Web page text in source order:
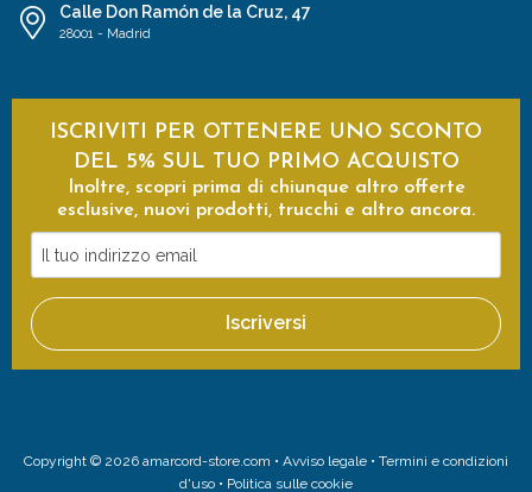
Calle Don Ramón de la Cruz, 47
28001 - Madrid
ISCRIVITI PER OTTENERE UNO SCONTO
DEL 5% SUL TUO PRIMO ACQUISTO
Inoltre, scopri prima di chiunque altro offerte
esclusive, nuovi prodotti, trucchi e altro ancora.
tuo
indirizzo
email
Iscriversi
Copyright © 2026 amarcord-store.com • Avviso legale • Termini e condizioni
d'uso • Politica sulle cookie